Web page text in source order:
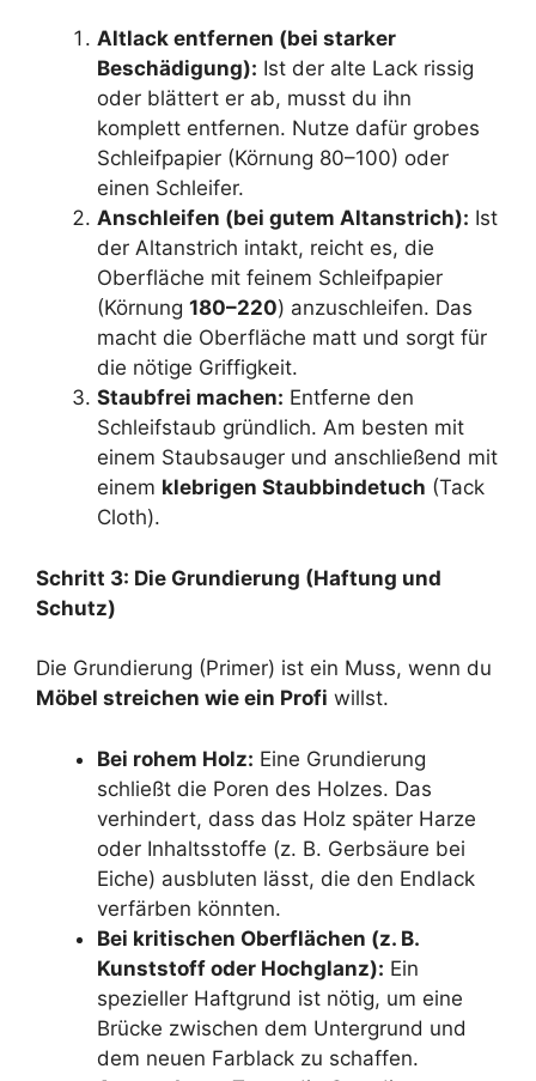
Altlack entfernen (bei starker
Beschädigung): Ist der alte Lack rissig
oder blättert er ab, musst du ihn
komplett entfernen. Nutze dafür grobes
Schleifpapier (Körnung 80–100) oder
einen Schleifer.
Anschleifen (bei gutem Altanstrich): Ist
der Altanstrich intakt, reicht es, die
Oberfläche mit feinem Schleifpapier
(Körnung 180–220) anzuschleifen. Das
macht die Oberfläche matt und sorgt für
die nötige Griffigkeit.
Staubfrei machen: Entferne den
Schleifstaub gründlich. Am besten mit
einem Staubsauger und anschließend mit
einem klebrigen Staubbindetuch (Tack
Cloth).
Schritt 3: Die Grundierung (Haftung und
Schutz)
Die Grundierung (Primer) ist ein Muss, wenn du
Möbel streichen wie ein Profi willst.
Bei rohem Holz: Eine Grundierung
schließt die Poren des Holzes. Das
verhindert, dass das Holz später Harze
oder Inhaltsstoffe (z. B. Gerbsäure bei
Eiche) ausbluten lässt, die den Endlack
verfärben könnten.
Bei kritischen Oberflächen (z. B.
Kunststoff oder Hochglanz): Ein
spezieller Haftgrund ist nötig, um eine
Brücke zwischen dem Untergrund und
dem neuen Farblack zu schaffen.